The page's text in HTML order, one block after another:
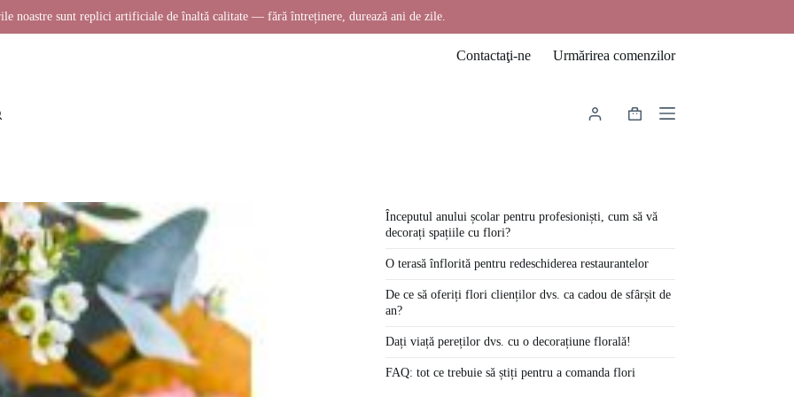
noastre sunt replici artificiale de înaltă calitate — fără întreținere, durează ani de zile.
Contactaţi-ne Urmărirea comenzilor
Coș
Începutul anului școlar pentru profesioniști, cum să vă
decorați spațiile cu flori?
O terasă înflorită pentru redeschiderea restaurantelor
De ce să oferiți flori clienților dvs. ca cadou de sfârșit de
an?
Dați viață pereților dvs. cu o decorațiune florală!
FAQ: tot ce trebuie să știți pentru a comanda flori